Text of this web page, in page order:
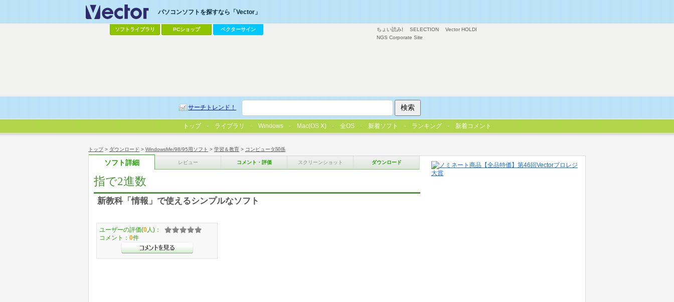
トップ> ダウンロード > WindowsMe/98/95用ソフト > 学習＆教育 > コンピュータ関係
ソフト詳細 レビュー コメント・評価 スクリーンショット ダウンロード
指で2進数
新教科「情報」で使えるシンプルなソフト
ユーザーの評価(0 人)：
コメント： 0件
ちょい読み! SELECTION
Vector HOLDI
NGS Corporate Site
パソコンソフトを探すなら「Vector」
ソフトライブラリ PCショップ ベクターサイン
サーチトレンド！
トップ ライブラリ Windows Mac(OS X) 全OS 新着ソフト ランキング 新着コメント